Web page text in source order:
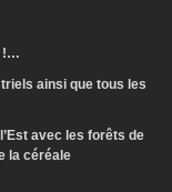
!…
ainsi que tous les
avec les forêts de
la céréale